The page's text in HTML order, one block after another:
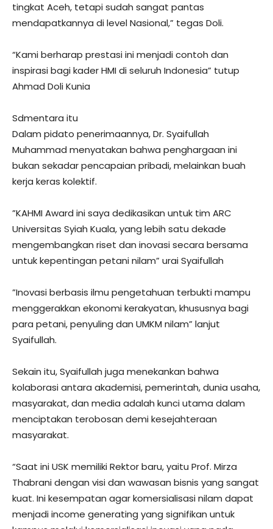
tingkat Aceh, tetapi sudah sangat pantas
mendapatkannya di level Nasional,” tegas Doli.
“Kami berharap prestasi ini menjadi contoh dan
inspirasi bagi kader HMI di seluruh Indonesia” tutup
Ahmad Doli Kunia
Sdmentara itu
​Dalam pidato penerimaannya, Dr. Syaifullah
Muhammad menyatakan bahwa penghargaan ini
bukan sekadar pencapaian pribadi, melainkan buah
kerja keras kolektif.
​”KAHMI Award ini saya dedikasikan untuk tim ARC
Universitas Syiah Kuala, yang lebih satu dekade
mengembangkan riset dan inovasi secara bersama
untuk kepentingan petani nilam” urai Syaifullah
​”Inovasi berbasis ilmu pengetahuan terbukti mampu
menggerakkan ekonomi kerakyatan, khususnya bagi
para petani, penyuling dan UMKM nilam” lanjut
Syaifullah.
Sekain itu, Syaifullah juga menekankan bahwa
kolaborasi antara akademisi, pemerintah, dunia usaha,
masyarakat, dan media adalah kunci utama dalam
menciptakan terobosan demi kesejahteraan
masyarakat.
“Saat ini USK memiliki Rektor baru, yaitu Prof. Mirza
Thabrani dengan visi dan wawasan bisnis yang sangat
kuat. Ini kesempatan agar komersialisasi nilam dapat
menjadi income generating yang signifikan untuk